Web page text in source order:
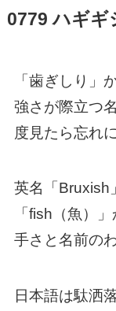
0779 ハギギ
「歯ぎしり」
強さが際立つ
度見たら忘れ
英名「Bruxish
「fish（魚）
手さと名前の
日本語は駄洒